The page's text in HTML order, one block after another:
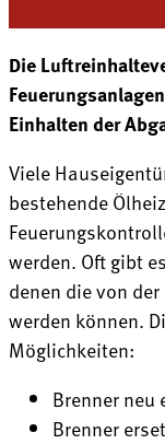
Die
Einhalten der
Viele
bestehende
werden. Oft gibt
denen die von
werden können.
Möglichkeiten:
Brenner neu
Brenner